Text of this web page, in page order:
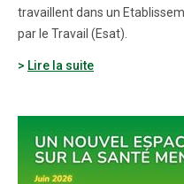
travaillent dans un
par le Travail (Esat).
Lire la suite